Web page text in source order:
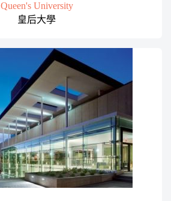
Queen's University
皇后大學